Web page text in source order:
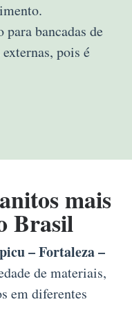
para bancadas de
pois é
mais
Brasil
– Fortaleza –
de materiais,
em diferentes